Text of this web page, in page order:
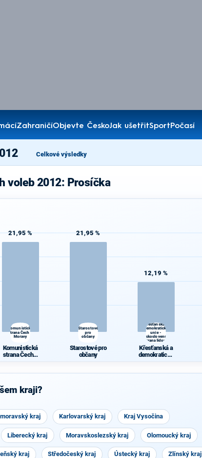
ZahraničíObjevte ČeskoJak ušetřitSportPočasí
Celkové výsledky
voleb 2012: Prosíčka
21,95 %
Komunistická
strana Čech a
Moravy
Komunistická
strana Čech a
21,95 %
Starostové
pro
občany
Starostové pro
občany
12,19 %
Křesťanská a
demokratická
unie -
Československá
strana lidová
Křesťanská a
demokratická
ká strana
kraji?
kraj Karlovarský kraj Kraj Vysočina
Liberecký kraj Moravskoslezský kraj Olomoucký kraj
kraj Středočeský kraj Ústecký kraj Zlínský kraj